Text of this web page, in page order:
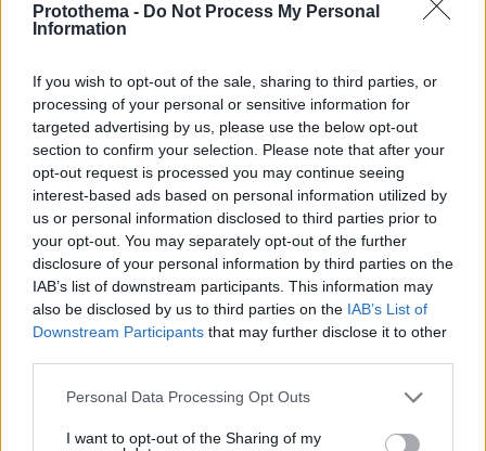
Protothema - Do Not Process My Personal
Information
If you wish to opt-out of the sale, sharing to third parties, or
processing of your personal or sensitive information for
targeted advertising by us, please use the below opt-out
section to confirm your selection. Please note that after your
opt-out request is processed you may continue seeing
interest-based ads based on personal information utilized by
us or personal information disclosed to third parties prior to
your opt-out. You may separately opt-out of the further
disclosure of your personal information by third parties on the
IAB’s list of downstream participants. This information may
also be disclosed by us to third parties on the IAB’s List of
Downstream Participants that may further disclose it to other
Please note that this website/app uses one or more Google
not limited to your visit or usage behaviour. You may click to
Personal Data Processing Opt Outs
I want to opt-out of the Sharing of my
Απομένουν χαρακτήρες
* Υποχρεωτικά πεδία
ΡΟΗ ΕΙΔΗΣΕΩΝ
Ειδήσεις Δημοφιλή Σχολιασμένα
πριν 7 λεπτά